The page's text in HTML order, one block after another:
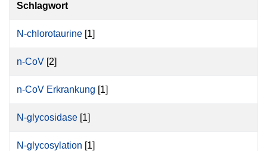
Schlagwort
N-chlorotaurine [1]
n-CoV [2]
n-CoV Erkrankung [1]
N-glycosidase [1]
N-glycosylation [1]